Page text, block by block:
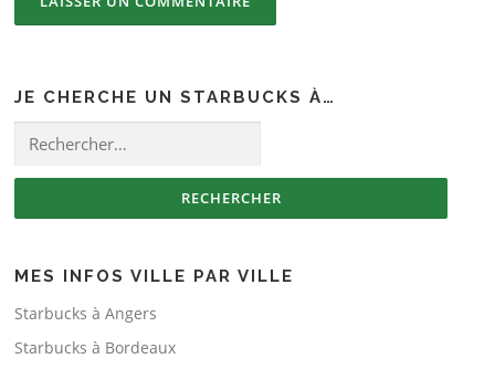
JE CHERCHE UN STARBUCKS À…
MES INFOS VILLE PAR VILLE
Starbucks à Angers
Starbucks à Bordeaux